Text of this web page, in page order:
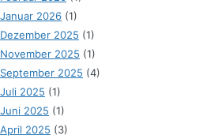
Januar 2026 (1)
Dezember 2025 (1)
November 2025 (1)
September 2025 (4)
Juli 2025 (1)
Juni 2025 (1)
April 2025 (3)